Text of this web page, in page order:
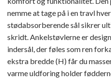
nemme at tage på i en travl
stødabsorberende sål sikrer
skridt. Ankelstøvlerne er
indersål, der føles som ren
ekstra bredde (H) får du
varme uldforing holder